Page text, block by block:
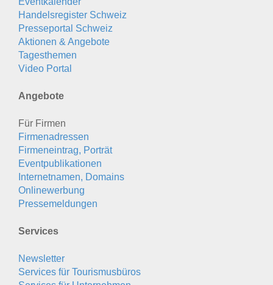
Handelsregister Schweiz
Presseportal Schweiz
Aktionen & Angebote
Tagesthemen
Video Portal
Angebote
Für Firmen
Firmenadressen
Firmeneintrag, Porträt
Eventpublikationen
Internetnamen, Domains
Onlinewerbung
Pressemeldungen
Services
Newsletter
Services für Tourismusbüros